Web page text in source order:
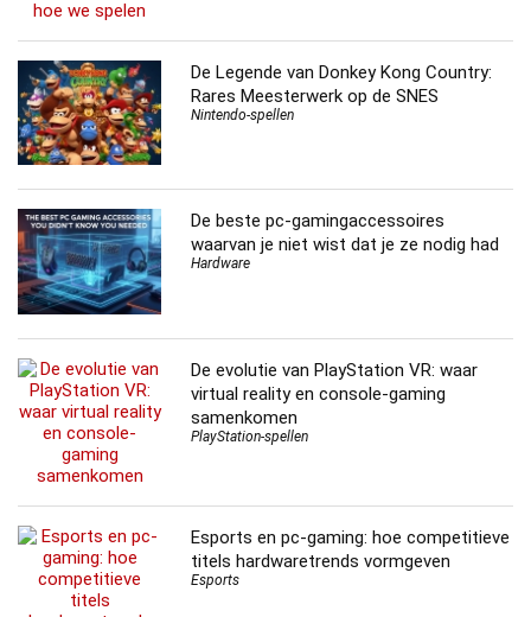
De Legende van Donkey Kong Country:
Rares Meesterwerk op de SNES
Nintendo-spellen
De beste pc-gamingaccessoires
waarvan je niet wist dat je ze nodig had
Hardware
De evolutie van PlayStation VR: waar
virtual reality en console-gaming
samenkomen
PlayStation-spellen
Esports en pc-gaming: hoe competitieve
titels hardwaretrends vormgeven
Esports